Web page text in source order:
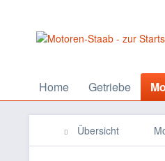
Home Getriebe
Übersicht